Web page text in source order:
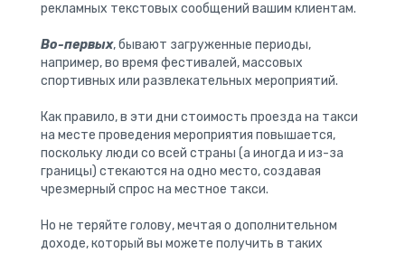
рекламных текстовых сообщений вашим клиентам.
Во-первых, бывают загруженные периоды,
например, во время фестивалей, массовых
спортивных или развлекательных мероприятий.
Как правило, в эти дни стоимость проезда на такси
на месте проведения мероприятия повышается,
поскольку люди со всей страны (а иногда и из-за
границы) стекаются на одно место, создавая
чрезмерный спрос на местное такси.
Но не теряйте голову, мечтая о дополнительном
доходе, который вы можете получить в таких